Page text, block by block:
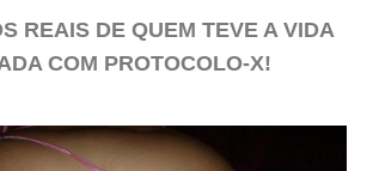
REAIS DE QUEM TEVE A VIDA
COM PROTOCOLO-X!